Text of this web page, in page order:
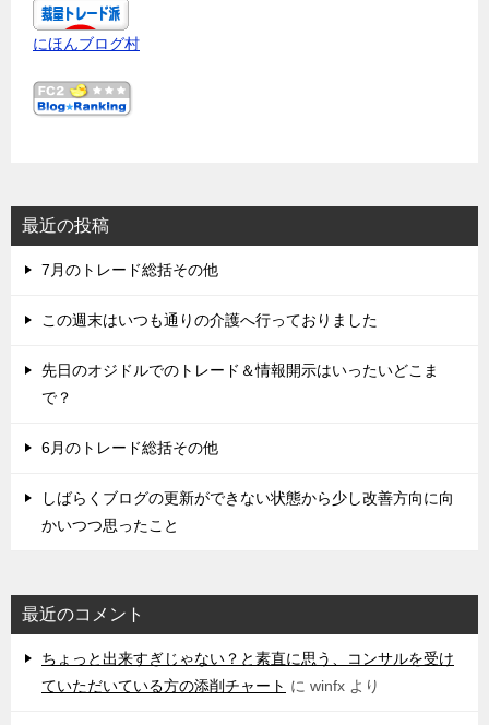
にほんブログ村
最近の投稿
7月のトレード総括その他
この週末はいつも通りの介護へ行っておりました
先日のオジドルでのトレード＆情報開示はいったいどこま
で？
6月のトレード総括その他
しばらくブログの更新ができない状態から少し改善方向に向
かいつつ思ったこと
最近のコメント
ちょっと出来すぎじゃない？と素直に思う、コンサルを受け
ていただいている方の添削チャート に winfx より